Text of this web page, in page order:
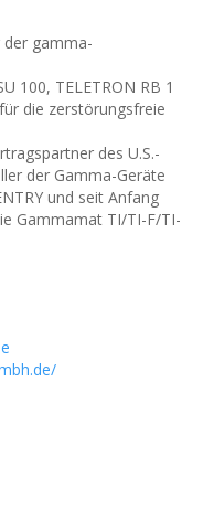
der gamma-
100, TELETRON RB 1
die zerstörungsfreie
des U.S.-
der Gamma-Geräte
und seit Anfang
Gammamat TI/TI-F/TI-